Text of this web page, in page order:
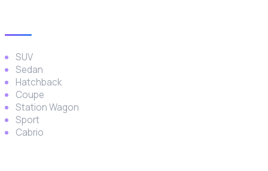
SUV
Sedan
Hatchback
Coupe
Station Wagon
Sport
Cabrio